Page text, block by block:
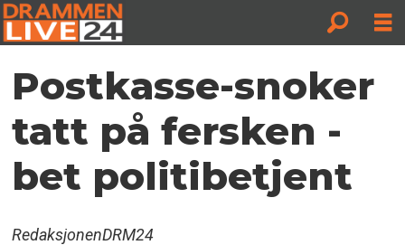
Postkasse-snoker
tatt på fersken -
bet politibetjent
RedaksjonenDRM24